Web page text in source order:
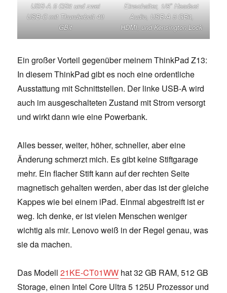
USB-A 5 GBit und zwei
USB-C mit Thunderbolt 40
GBit
Einschalter, 1/8″ Headset
Audio, USB-A 5 GBit,
HDMI, und Kensington Lock
Ein großer Vorteil gegenüber meinem ThinkPad Z13:
In diesem ThinkPad gibt es noch eine ordentliche
Ausstattung mit Schnittstellen. Der linke USB-A wird
auch im ausgeschalteten Zustand mit Strom versorgt
und wirkt dann wie eine Powerbank.
Alles besser, weiter, höher, schneller, aber eine
Änderung schmerzt mich. Es gibt keine Stiftgarage
mehr. Ein flacher Stift kann auf der rechten Seite
magnetisch gehalten werden, aber das ist der gleiche
Kappes wie bei einem iPad. Einmal abgestreift ist er
weg. Ich denke, er ist vielen Menschen weniger
wichtig als mir. Lenovo weiß in der Regel genau, was
sie da machen.
Das Modell21KE-CT01WW hat 32 GB RAM, 512 GB
Storage, einen Intel Core Ultra 5 125U Prozessor und